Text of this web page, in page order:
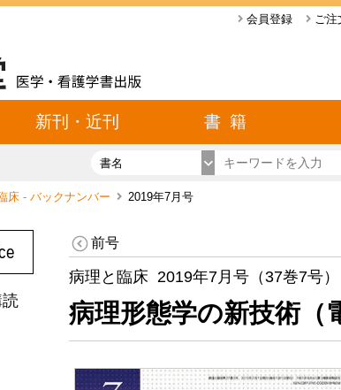
ご注
会員登録
新刊・近刊 書 籍
書名
床 - バックナンバー 2019年7月号
前号
病理と臨床 2019年7月号（37巻7号）
病理形態学の新技術（